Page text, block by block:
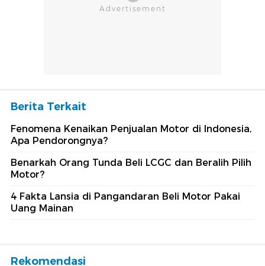
Berita Terkait
Fenomena Kenaikan Penjualan Motor di Indonesia,
Apa Pendorongnya?
Benarkah Orang Tunda Beli LCGC dan Beralih Pilih
Motor?
4 Fakta Lansia di Pangandaran Beli Motor Pakai
Uang Mainan
Rekomendasi